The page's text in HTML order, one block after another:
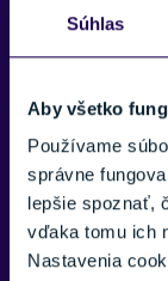
Súhlas
Aby všetko
Používame
správne
lepšie spoznať,
vďaka tomu ich
Nastavenia
Stredné
Jedno sklíčko
TVAR SKLÍČOK
Cylindrické
TYP SKLÍČOK
Oakley PRIZM™